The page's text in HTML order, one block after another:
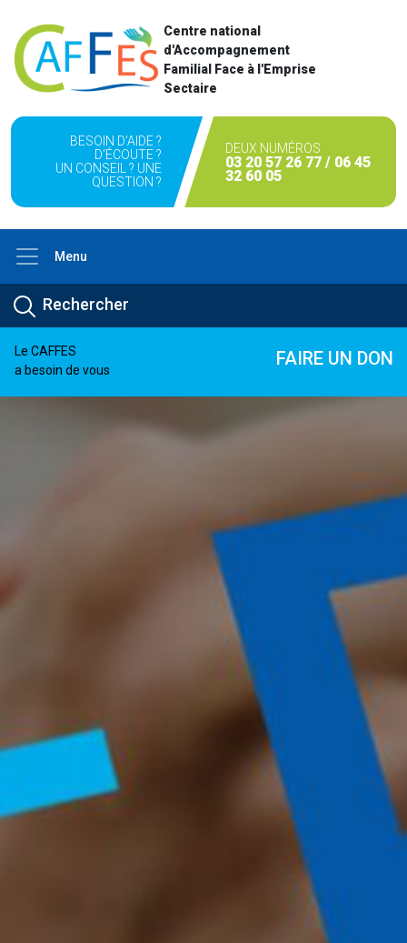
Centre national
d'Accompagnement
Familial Face à l'Emprise
Sectaire
BESOIN D'AIDE ?
D'ÉCOUTE ?
UN CONSEIL ? UNE
QUESTION ?
DEUX NUMÉROS
03 20 57 26 77 / 06 45
32 60 05
Menu
Le CAFFES
a besoin de vous
FAIRE UN DON